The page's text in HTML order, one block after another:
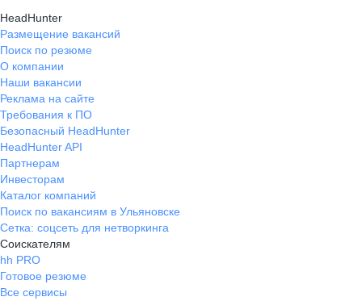
HeadHunter
Размещение вакансий
Поиск по резюме
О компании
Наши вакансии
Реклама на сайте
Требования к ПО
Безопасный HeadHunter
HeadHunter API
Партнерам
Инвесторам
Каталог компаний
Поиск по вакансиям в Ульяновске
Сетка: соцсеть для нетворкинга
Соискателям
hh PRO
Готовое резюме
Все сервисы